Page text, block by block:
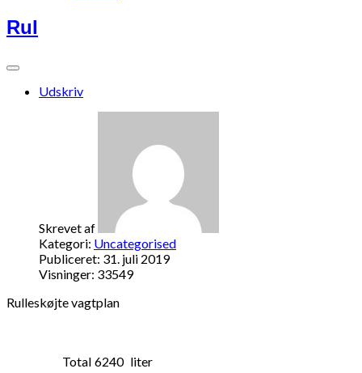
Rul
Udskriv
Skrevet af
Kategori: Uncategorised
Publiceret: 31. juli 2019
Visninger: 33549
Rulleskøjte vagtplan
Total 6240 liter